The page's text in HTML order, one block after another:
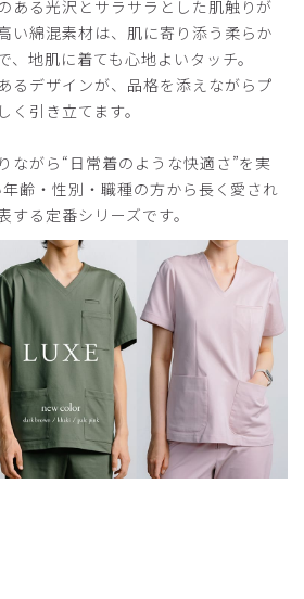
初で、着てみたいなと思っていまし
満足しました。パンツの紐が内側なの
。ゆったりした着心地や伸縮性があ
（実は私はそうです）には合わないか
う人でも使いにくいということはな
ージースクラブトップス・LUXE/
2026-07-05
165cm 体重:
66-70kg
大きめ
る
伸びない
ある光沢とサラサラとした肌触りが
い綿混素材は、肌に寄り添う柔らか
、地肌に着ても心地よいタッチ。
るデザインが、品格を添えながらプ
く引き立てます。
ながら“日常着のような快適さ”を実
齢・性別・職種の方から長く愛され
る定番シリーズです。